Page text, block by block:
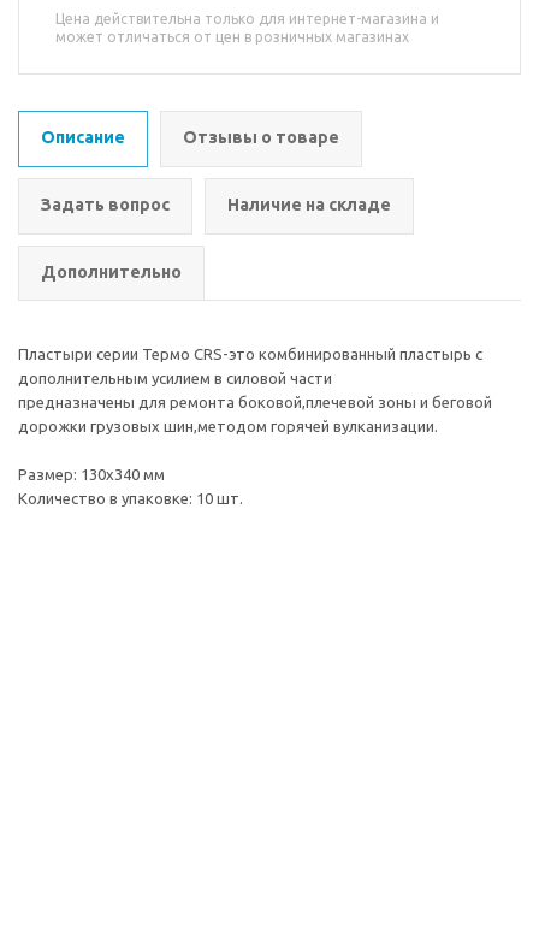
Цена действительна только для интернет-магазина и
может отличаться от цен в розничных магазинах
Описание Отзывы о товаре
Задать вопрос Наличие на складе
Дополнительно
Пластыри серии Термо CRS-это комбинированный пластырь с
дополнительным усилием в силовой части
предназначены для ремонта боковой,плечевой зоны и беговой
дорожки грузовых шин,методом горячей вулканизации.
Размер: 130х340 мм
Количество в упаковке: 10 шт.